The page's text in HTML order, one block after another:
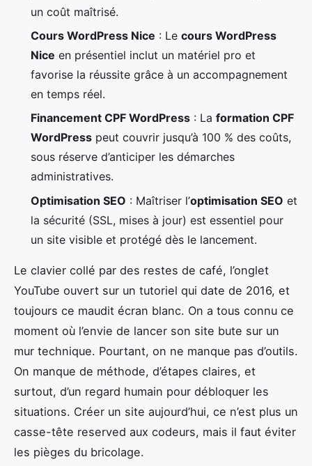
un coût maîtrisé.
Cours WordPress Nice : Le cours WordPress
Nice en présentiel inclut un matériel pro et
favorise la réussite grâce à un accompagnement
en temps réel.
Financement CPF WordPress : La formation CPF
WordPress peut couvrir jusqu’à 100 % des coûts,
sous réserve d’anticiper les démarches
administratives.
Optimisation SEO : Maîtriser l’optimisation SEO et
la sécurité (SSL, mises à jour) est essentiel pour
un site visible et protégé dès le lancement.
Le clavier collé par des restes de café, l’onglet
YouTube ouvert sur un tutoriel qui date de 2016, et
toujours ce maudit écran blanc. On a tous connu ce
moment où l’envie de lancer son site bute sur un
mur technique. Pourtant, on ne manque pas d’outils.
On manque de méthode, d’étapes claires, et
surtout, d’un regard humain pour débloquer les
situations. Créer un site aujourd’hui, ce n’est plus un
casse-tête reserved aux codeurs, mais il faut éviter
les pièges du bricolage.